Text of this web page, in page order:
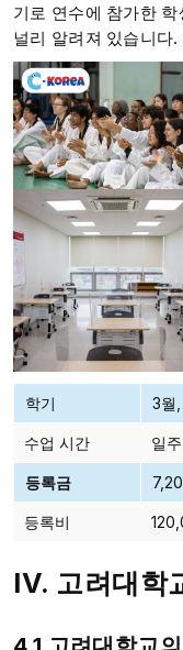
기로 연수에 참가한
널리 알려져 있습니다.
학기 3월
수업 시간 일
등록금
등록비
IV. 고려대학